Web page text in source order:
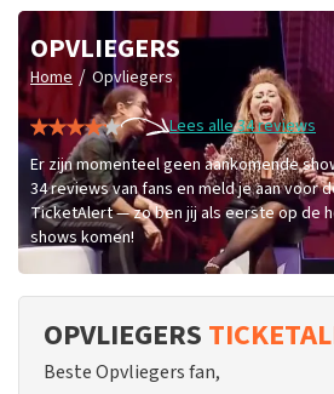
OPVLIEGERS
Home / Opvliegers
Lees alle 34 reviews
Er zijn momenteel geen aankomende
34 reviews van fans en meld je aan voor
TicketAlert — zo ben jij als eerste op de
shows komen!
OPVLIEGERS
Beste Opvliegers fan,